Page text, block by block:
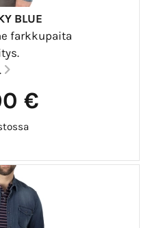
BLUE
farkkupaita
€